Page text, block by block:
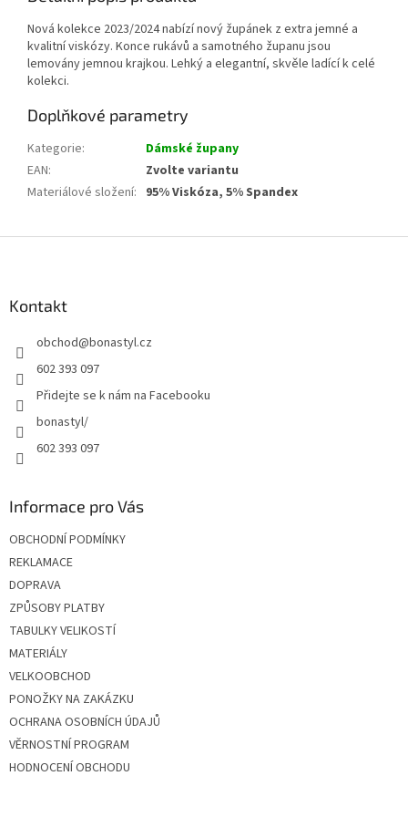
Nová kolekce 2023/2024 nabízí nový župánek z extra jemné a
kvalitní viskózy. Konce rukávů a samotného županu jsou
lemovány jemnou krajkou. Lehký a elegantní, skvěle ladící k celé
kolekci.
Doplňkové parametry
Kategorie:
Dámské župany
EAN:
Zvolte variantu
Materiálové složení: 95% Viskóza, 5% Spandex
Kontakt
obchod@bonastyl.cz
602 393 097
Přidejte se k nám na Facebooku
bonastyl/
602 393 097
Informace pro Vás
OBCHODNÍ PODMÍNKY
REKLAMACE
DOPRAVA
ZPŮSOBY PLATBY
TABULKY VELIKOSTÍ
MATERIÁLY
VELKOOBCHOD
PONOŽKY NA ZAKÁZKU
OCHRANA OSOBNÍCH ÚDAJŮ
VĚRNOSTNÍ PROGRAM
HODNOCENÍ OBCHODU